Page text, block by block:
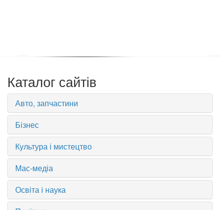
Каталог сайтів
Авто, запчастини
Бізнес
Культура і мистецтво
Мас-медіа
Освіта і наука